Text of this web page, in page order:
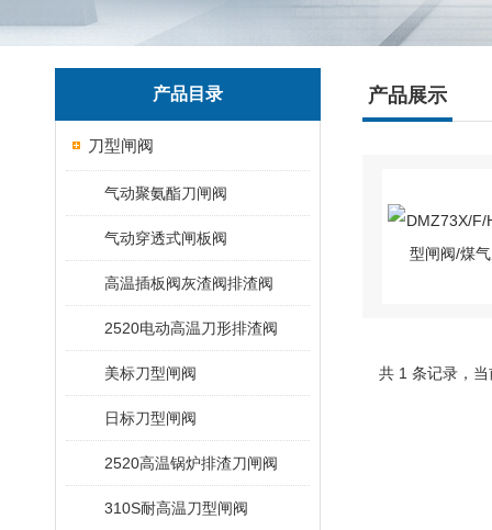
产品目录
刀型闸阀
气动聚氨酯刀闸阀
气动穿透式闸板阀
高温插板阀灰渣阀排渣阀
2520电动高温刀形排渣阀
美标刀型闸阀
日标刀型闸阀
2520高温锅炉排渣刀闸阀
310S耐高温刀型闸阀
产品展示
共 1 条记录，